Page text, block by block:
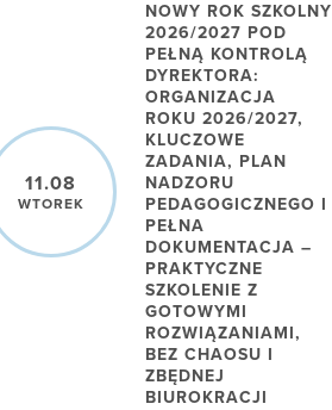
11.08
WTOREK
NOWY ROK SZKOLNY
2026/2027 POD
PEŁNĄ KONTROLĄ
DYREKTORA:
ORGANIZACJA
ROKU 2026/2027,
KLUCZOWE
ZADANIA, PLAN
NADZORU
PEDAGOGICZNEGO I
PEŁNA
DOKUMENTACJA –
PRAKTYCZNE
SZKOLENIE Z
GOTOWYMI
ROZWIĄZANIAMI,
BEZ CHAOSU I
ZBĘDNEJ
BIUROKRACJI